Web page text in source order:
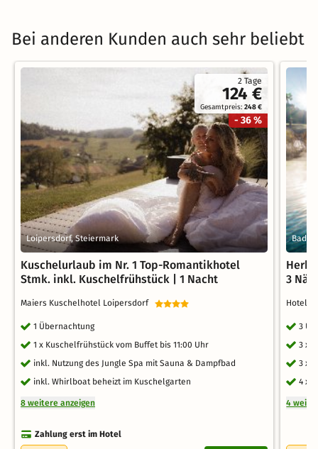
Bei anderen Kunden auch sehr beliebt
2 Tage
124 €
Gesamtpreis:248 €
- 36 %
Loipersdorf, Steiermark
Kuschelurlaub im Nr. 1 Top-Romantikhotel
Stmk. inkl. Kuschelfrühstück | 1 Nacht
Maiers Kuschelhotel Loipersdorf
1 Übernachtung
1 x Kuschelfrühstück vom Buffet bis 11:00 Uhr
inkl. Nutzung des Jungle Spa mit Sauna & Dampfbad
inkl. Whirlboat beheizt im Kuschelgarten
8 weitere anzeigen
Zahlung erst im Hotel
Bad
3
Hotel
3
3 x
3 x
4 x
4